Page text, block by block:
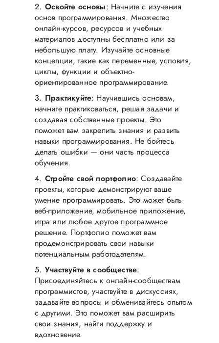
Освойте основы: Начните с изучения
основ программирования. Множество
онлайн-курсов, ресурсов и учебных
материалов доступны бесплатно или за
небольшую плату. Изучайте основные
концепции, такие как переменные, условия,
циклы, функции и объектно-
ориентированное программирование.
Практикуйте: Научившись основам,
начните практиковаться, решая задачи и
создавая собственные проекты. Это
поможет вам закрепить знания и развить
навыки программирования. Не бойтесь
делать ошибки — они часть процесса
обучения.
Стройте свой портфолио: Создавайте
проекты, которые демонстрируют ваше
умение программировать. Это может быть
веб-приложение, мобильное приложение,
игра или любое другое программное
решение. Портфолио поможет вам
продемонстрировать свои навыки
потенциальным работодателям.
Участвуйте в сообществе:
Присоединяйтесь к онлайн-сообществам
программистов, участвуйте в дискуссиях,
задавайте вопросы и обменивайтесь опытом
с другими. Это поможет вам расширить
свои знания, найти поддержку и
вдохновение.